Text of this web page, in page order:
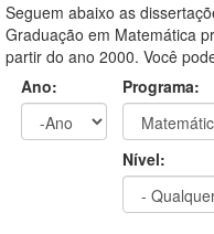
Seguem abaixo as
Graduação em Matemática
partir do ano 2000. Você
Ano:
Programa:
Nível: